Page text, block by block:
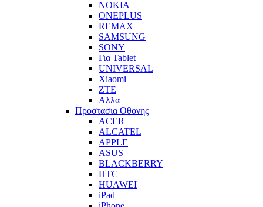
NOKIA
ONEPLUS
REMAX
SAMSUNG
SONY
Για Tablet
UNIVERSAL
Xiaomi
ZTE
Αλλα
Προστασια Οθονης
ACER
ALCATEL
APPLE
ASUS
BLACKBERRY
HTC
HUAWEI
iPad